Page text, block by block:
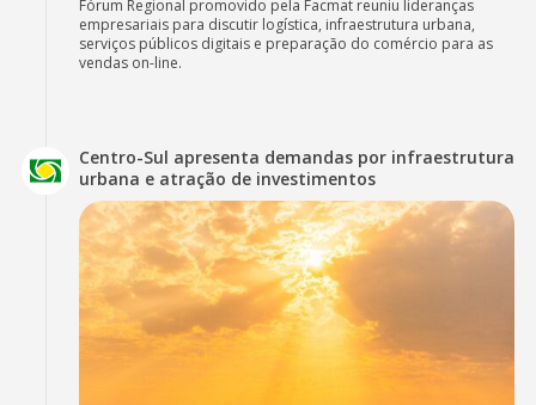
Fórum Regional promovido pela Facmat reuniu lideranças
empresariais para discutir logística, infraestrutura urbana,
serviços públicos digitais e preparação do comércio para as
vendas on-line.
Centro-Sul apresenta demandas por infraestrutura
urbana e atração de investimentos